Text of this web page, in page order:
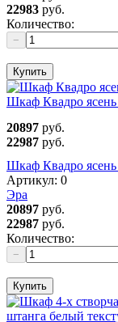
22983 руб.
Количество:
−
Купить
Шкаф Квадро
20897 руб.
22987 руб.
Шкаф Квадро
Артикул: 0
Эра
20897 руб.
22987 руб.
Количество:
−
Купить